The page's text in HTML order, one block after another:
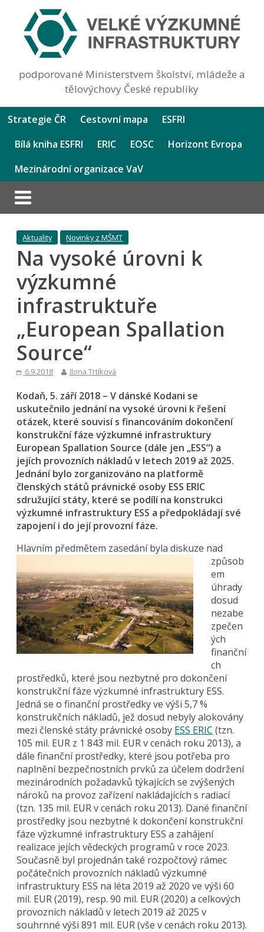
podporované Ministerstvem školství, mládeže a
tělovýchovy České republiky
Strategie ČR Cestovní mapa
ESFRI
Bílá kniha ESFRI
ERIC EOSC
Horizont Evropa
Mezinárodní organizace VaV
Aktuality Novinky z MŠMT
Na vysoké úrovni k
výzkumné
infrastruktuře
„European Spallation
Source“
6.9.2018 Ilona Trtíková
Kodaň, 5. září 2018 – V dánské Kodani se
uskutečnilo jednání na vysoké úrovni k řešení
otázek, které souvisí s financováním dokončení
konstrukční fáze výzkumné infrastruktury
European Spallation Source (dále jen „ESS“) a
jejích provozních nákladů v letech 2019 až 2025.
Jednání bylo zorganizováno na platformě
členských států právnické osoby ESS ERIC
sdružující státy, které se podílí na konstrukci
výzkumné infrastruktury ESS a předpokládají své
zapojení i do její provozní fáze.
Hlavním předmětem zasedání byla diskuze nad
způsob
em
úhrady
dosud
nezabe
zpečen
ých
finanční
ch
prostředků, které jsou nezbytné pro dokončení
konstrukční fáze výzkumné infrastruktury ESS.
Jedná se o finanční prostředky ve výši 5,7 %
konstrukčních nákladů, jež dosud nebyly alokovány
mezi členské státy právnické osoby ESS ERIC (tzn.
105 mil. EUR z 1 843 mil. EUR v cenách roku 2013), a
dále finanční prostředky, které jsou potřeba pro
naplnění bezpečnostních prvků za účelem dodržení
mezinárodních požadavků týkajících se zvýšených
nároků na provoz zařízení nakládajících s radiací
(tzn. 135 mil. EUR v cenách roku 2013). Dané finanční
prostředky jsou nezbytné k dokončení konstrukční
fáze výzkumné infrastruktury ESS a zahájení
realizace jejích vědeckých programů v roce 2023.
Současně byl projednán také rozpočtový rámec
počátečních provozních nákladů výzkumné
infrastruktury ESS na léta 2019 až 2020 ve výši 60
mil. EUR (2019), resp. 90 mil. EUR (2020) a celkových
provozních nákladů v letech 2019 až 2025 v
souhrnné výši 891 mil. EUR (vše v cenách roku 2013).